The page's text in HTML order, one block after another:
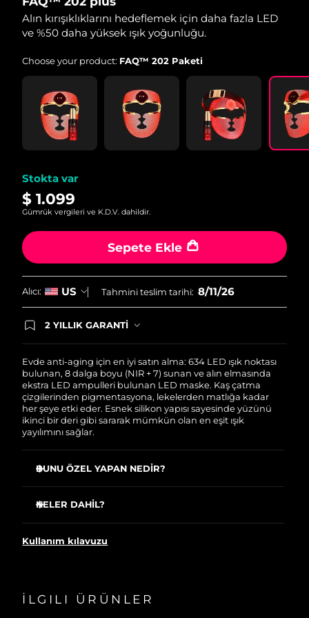
5
stars,
average
value.
Read
45
Reviews.
Same
page
link.
Alın kırışıklıklarını hedeflemek için daha fazla LED
ve %50 daha yüksek ışık yoğunluğu.
Choose your product: FAQ™ 202 Paketi
Stokta var
$ 1.099
Gümrük vergileri ve K.D.V. dahildir.
Sepete Ekle
Alıcı: US Tahmini teslim tarihi: 8/11/26
2 YILLIK GARANTİ
korunmaktadır. Cihazınızla ilgili herhangi bir
şikayet, arıza durumunda Garanti Belgesinde yer
alan servisimize ve merkez ofis adresimize
ürününüzü teslim edebilirsiniz. Ürününüzle
alakalı sorun tespit edildiğinde yeni bir ürünle
değişimi sağlanmakta ve adresinize
gönderilmektedir.
Evde anti-aging için en iyi satın alma: 634 LED ışık noktası
bulunan, 8 dalga boyu (NIR + 7) sunan ve alın elmasında
ekstra LED ampulleri bulunan LED maske. Kaş çatma
çizgilerinden pigmentasyona, lekelerden matlığa kadar
her şeye etki eder. Esnek silikon yapısı sayesinde yüzünü
ikinci bir deri gibi sararak mümkün olan en eşit ışık
yayılımını sağlar.
BUNU ÖZEL YAPAN NEDİR?
maskesine yükseltme
%50 daha güçlü ışıklar, göz çevresine daha iyi nüfuz
için 9 ek LED.
Klinik olarak kanıtlanmıştır: Sadece 2 hafta içinde cilt
sıkılığını ve elastikiyetini artırır, kırışıklıkları %32 oranında
NELER DAHİL?
60 ml FAQ™ Silikon Temizleme Spreyi
USB şarj kablosu
Kullanım kılavuzu
İLGILI ÜRÜNLER